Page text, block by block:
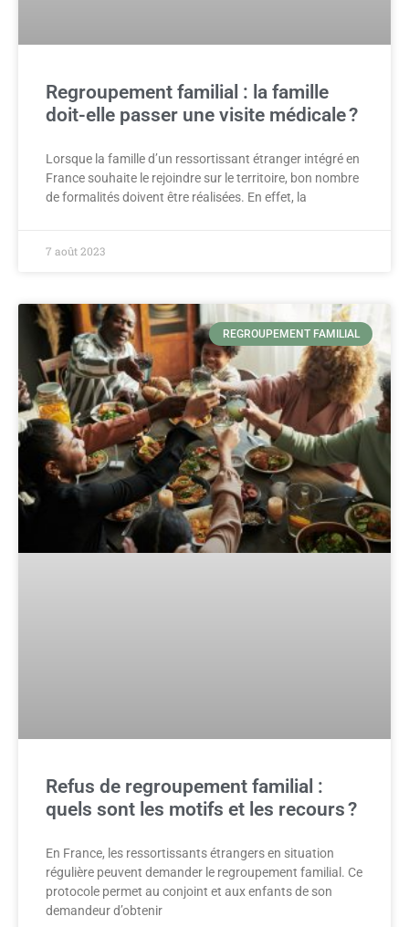
Regroupement familial : la famille
doit-elle passer une visite médicale ?
Lorsque la famille d’un ressortissant étranger intégré en
France souhaite le rejoindre sur le territoire, bon nombre
de formalités doivent être réalisées. En effet, la
7 août 2023
REGROUPEMENT FAMILIAL
Refus de regroupement familial :
quels sont les motifs et les recours ?
En France, les ressortissants étrangers en situation
régulière peuvent demander le regroupement familial. Ce
protocole permet au conjoint et aux enfants de son
demandeur d’obtenir